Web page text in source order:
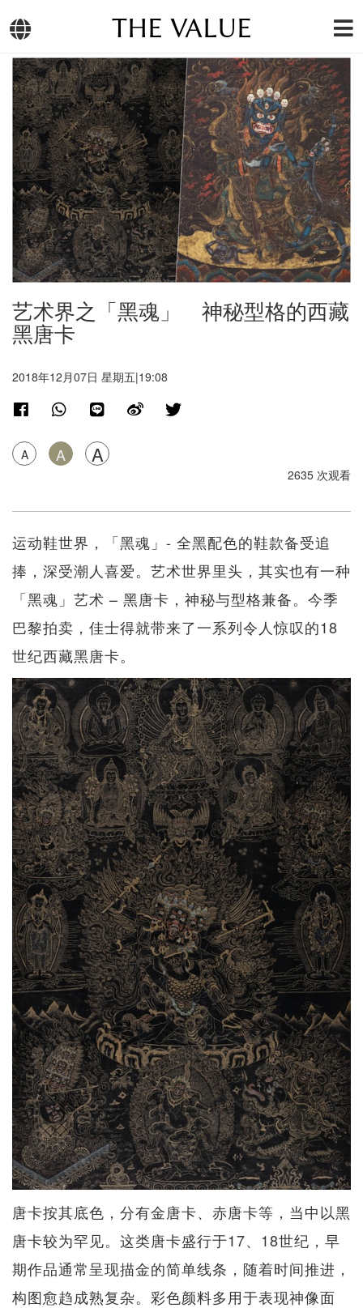
THE VALUE
艺术界之「黑魂」 神秘型格的西藏
黑唐卡
2018年12月07日 星期五|19:08
A A A
2635 次观看
运动鞋世界，「黑魂」- 全黑配色的鞋款备受追
捧，深受潮人喜爱。艺术世界里头，其实也有一种
「黑魂」艺术 – 黑唐卡，神秘与型格兼备。今季
巴黎拍卖，佳士得就带来了一系列令人惊叹的18
世纪西藏黑唐卡。
唐卡按其底色，分有金唐卡、赤唐卡等，当中以黑
唐卡较为罕见。这类唐卡盛行于17、18世纪，早
期作品通常呈现描金的简单线条，随着时间推进，
构图愈趋成熟复杂。彩色颜料多用于表现神像面